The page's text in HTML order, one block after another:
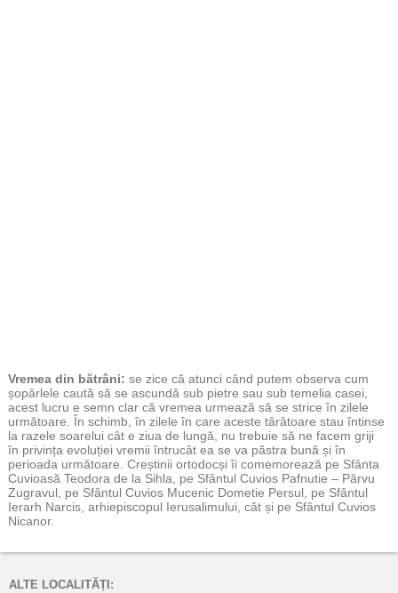
Vremea din bătrâni: se zice că atunci când putem observa cum
șopârlele caută să se ascundă sub pietre sau sub temelia casei,
acest lucru e semn clar că vremea urmează să se strice în zilele
următoare. În schimb, în zilele în care aceste târâtoare stau întinse
la razele soarelui cât e ziua de lungă, nu trebuie să ne facem griji
în privința evoluției vremii întrucât ea se va păstra bună și în
perioada următoare. Creștinii ortodocși îi comemorează pe Sfânta
Cuvioasă Teodora de la Sihla, pe Sfântul Cuvios Pafnutie – Pârvu
Zugravul, pe Sfântul Cuvios Mucenic Dometie Persul, pe Sfântul
Ierarh Narcis, arhiepiscopul Ierusalimului, cât și pe Sfântul Cuvios
Nicanor.
ALTE LOCALITĂȚI: